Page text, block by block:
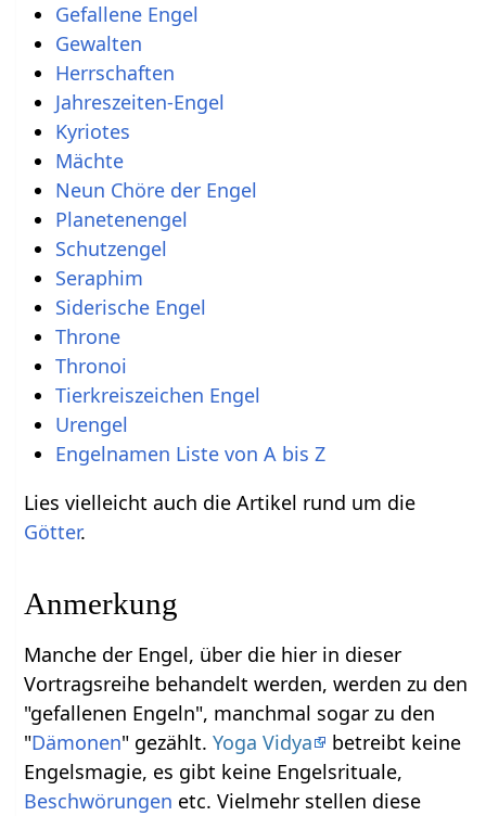
Gefallene Engel
Gewalten
Herrschaften
Jahreszeiten-Engel
Kyriotes
Mächte
Neun Chöre der Engel
Planetenengel
Schutzengel
Seraphim
Siderische Engel
Throne
Thronoi
Tierkreiszeichen Engel
Urengel
Engelnamen Liste von A bis Z
Lies vielleicht auch die Artikel rund um die
Götter.
Anmerkung
Manche der Engel, über die hier in dieser
Vortragsreihe behandelt werden, werden zu den
"gefallenen Engeln", manchmal sogar zu den
"Dämonen" gezählt.Yoga Vidya
betreibt keine
Engelsmagie, es gibt keine Engelsrituale,
Beschwörungen etc. Vielmehr stellen diese